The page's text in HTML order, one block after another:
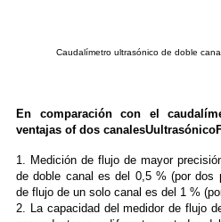
Caudalímetro ultrasónico de doble
En comparación con el
ventajas of dos canalesUultrasónico
1. Medición de flujo de mayor
de doble canal es del 0,5 % (por dos
de flujo de un solo canal es del 1 %
2. La capacidad del medidor de flujo